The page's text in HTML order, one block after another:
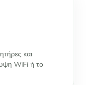
και
WiFi ή το